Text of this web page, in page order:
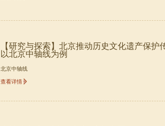
【研究与探索】北京推动历史文化遗产保
以北京中轴线为例
北京中轴线
查看详情